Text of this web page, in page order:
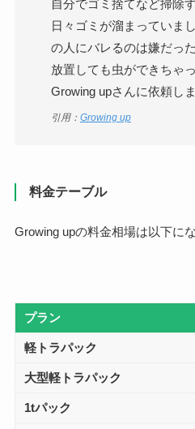
自分でゴミ捨てなど掃除
日々ゴミが溜まっていま
の人にバレるのは嫌だっ
放置しても虫ができちゃ
Growing upさんに依頼しま
引用： Growing up
料金テーブル
Growing upの料金相場は以下にな
プラン
軽トラパック
大型軽トラパック
1tパック